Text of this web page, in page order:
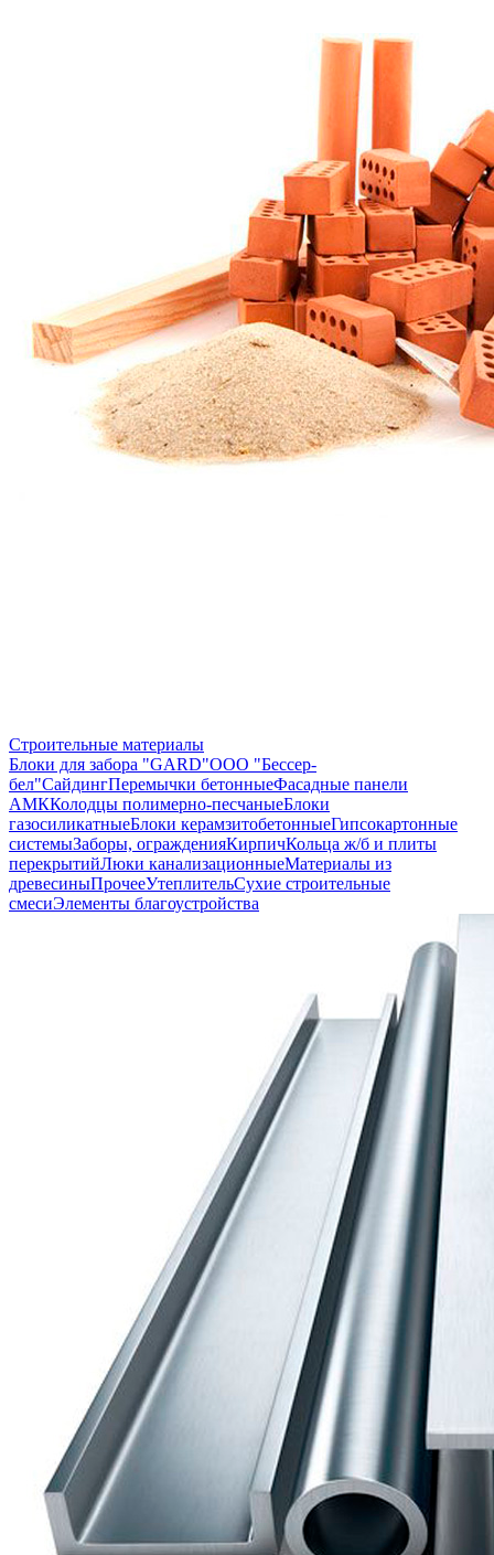
Строительные материалы
Блоки для забора "GARD"ООО "Бессер-
бел"СайдингПеремычки бетонныеФасадные панели
АМККолодцы полимерно-песчаныеБлоки
газосиликатныеБлоки керамзитобетонныеГипсокартонные
системыЗаборы, огражденияКирпичКольца ж/б и плиты
перекрытийЛюки канализационныеМатериалы из
древесиныПрочееУтеплительСухие строительные
смесиЭлементы благоустройства